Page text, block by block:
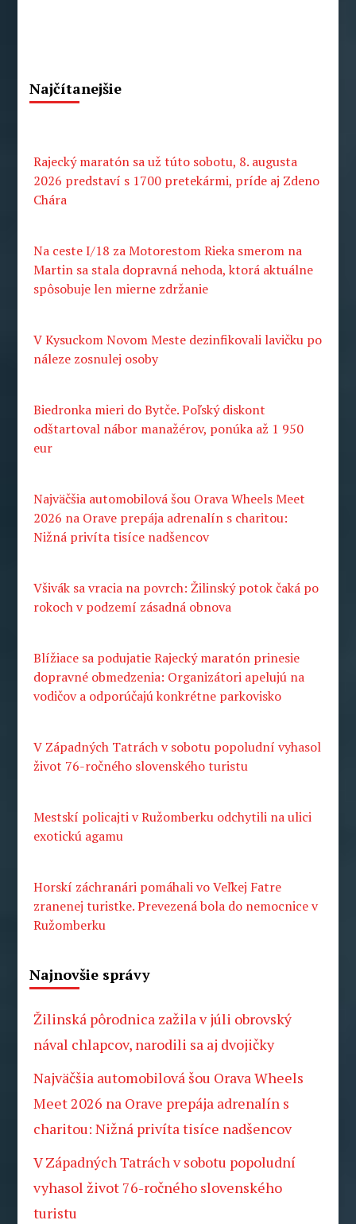
Najčítanejšie
Rajecký maratón sa už túto sobotu, 8. augusta
2026 predstaví s 1700 pretekármi, príde aj Zdeno
Chára
Na ceste I/18 za Motorestom Rieka smerom na
Martin sa stala dopravná nehoda, ktorá aktuálne
spôsobuje len mierne zdržanie
V Kysuckom Novom Meste dezinfikovali lavičku po
náleze zosnulej osoby
Biedronka mieri do Bytče. Poľský diskont
odštartoval nábor manažérov, ponúka až 1 950
eur
Najväčšia automobilová šou Orava Wheels Meet
2026 na Orave prepája adrenalín s charitou:
Nižná privíta tisíce nadšencov
Všivák sa vracia na povrch: Žilinský potok čaká po
rokoch v podzemí zásadná obnova
Blížiace sa podujatie Rajecký maratón prinesie
dopravné obmedzenia: Organizátori apelujú na
vodičov a odporúčajú konkrétne parkovisko
V Západných Tatrách v sobotu popoludní vyhasol
život 76-ročného slovenského turistu
Mestskí policajti v Ružomberku odchytili na ulici
exotickú agamu
Horskí záchranári pomáhali vo Veľkej Fatre
zranenej turistke. Prevezená bola do nemocnice v
Ružomberku
Najnovšie správy
Žilinská pôrodnica zažila v júli obrovský
nával chlapcov, narodili sa aj dvojičky
Najväčšia automobilová šou Orava Wheels
Meet 2026 na Orave prepája adrenalín s
charitou: Nižná privíta tisíce nadšencov
V Západných Tatrách v sobotu popoludní
vyhasol život 76-ročného slovenského
turistu